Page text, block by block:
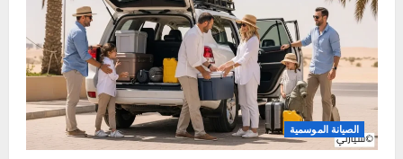
اقرأ المزيداقرأ
المزيد
عن
دليلك
الشامل
لسيارات
الدفع
الرباعي
(SUV)
–
كيف
تختار